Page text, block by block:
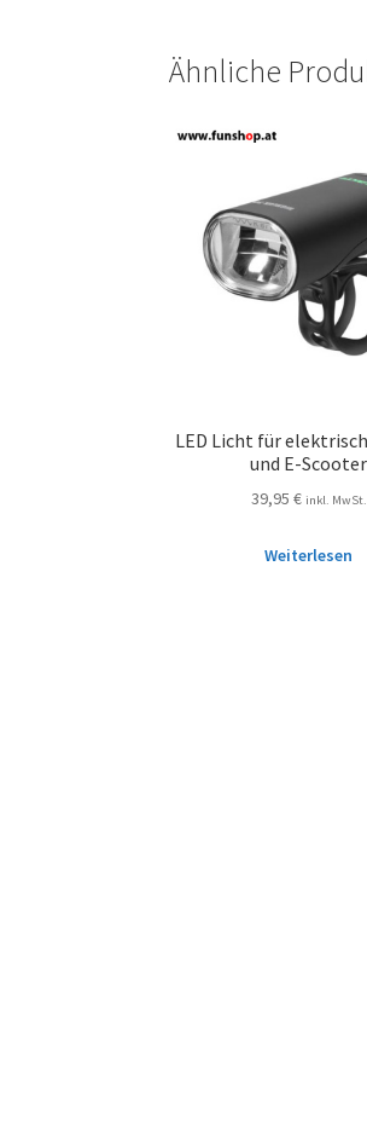
Ähnliche
LED Licht für
und E-Scooter
39,95 € inkl. MwSt.
Weiterlesen